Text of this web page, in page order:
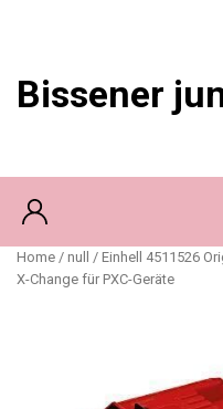
Bissener
Home / null
/ Einhell 4511526
X-Change für PXC-Geräte